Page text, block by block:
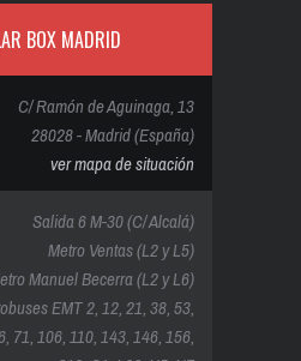
BOX MADRID
C/ Ramón de Aguinaga, 13
28028 - Madrid (España)
ver mapa de situación
Salida 6 M-30 (C/ Alcalá)
Metro Ventas (L2 y L5)
Manuel Becerra (L2 y L6)
EMT 2, 12, 21, 38, 53,
71, 106, 110, 143, 146, 156,